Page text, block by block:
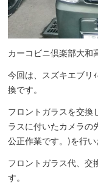
カーコビニ倶楽部大和
今回は、スズキエブリ
換です。
フロントガラスを交換
ラスに付いたカメラの
公正作業です。)を行い
フロントガラス代、交
す。